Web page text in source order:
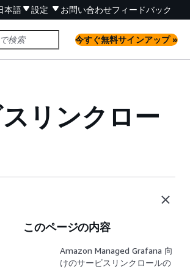
本語 設定 お問い合わせフィードバック
今すぐ無料サインアップ »
リンクロー
このページの内容
Amazon Managed Grafana 向
けのサービスリンクロールの